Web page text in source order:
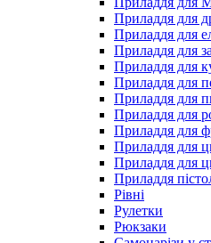
Приладдя для
Приладдя для
Приладдя для
Приладдя для
Приладдя для
Приладдя для
Приладдя для
Приладдя для
Приладдя для
Приладдя для
Приладдя
Рівні
Рулетки
Рюкзаки